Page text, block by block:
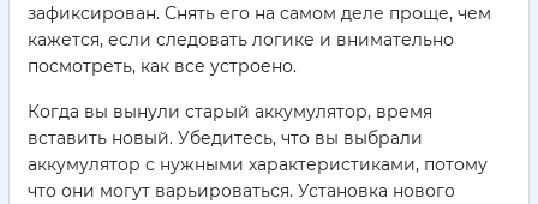
зафиксирован. Снять его на самом деле проще, чем
кажется, если следовать логике и внимательно
посмотреть, как все устроено.
Когда вы вынули старый аккумулятор, время
вставить новый. Убедитесь, что вы выбрали
аккумулятор с нужными характеристиками, потому
что они могут варьироваться. Установка нового